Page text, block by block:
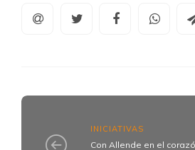
INICIATIVAS
Con Allende en el